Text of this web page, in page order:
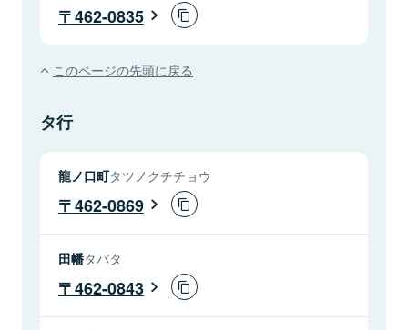
462-0835
このページの先頭に戻る
タ行
龍ノ口町タツノクチチョウ
462-0869
田幡タバタ
462-0843